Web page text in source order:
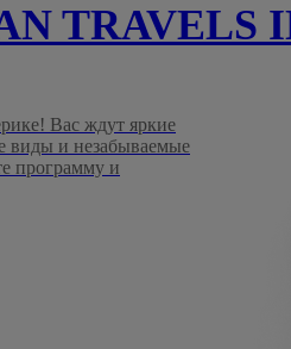
TRAVELS
Вас ждут яркие
виды и незабываемые
программу и